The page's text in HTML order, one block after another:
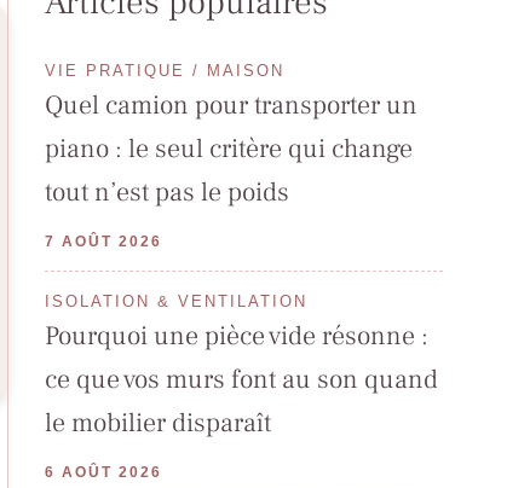
VIE PRATIQUE / MAISON
Quel camion pour transporter un
piano : le seul critère qui change
tout n’est pas le poids
7 AOÛT 2026
ISOLATION & VENTILATION
Pourquoi une pièce vide résonne :
ce que vos murs font au son quand
le mobilier disparaît
6 AOÛT 2026